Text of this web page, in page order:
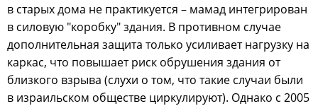
в старых дома не практикуется – мамад интегрирован
в силовую "коробку" здания. В противном случае
дополнительная защита только усиливает нагрузку на
каркас, что повышает риск обрушения здания от
близкого взрыва (слухи о том, что такие случаи были
в израильском обществе циркулируют). Однако с 2005